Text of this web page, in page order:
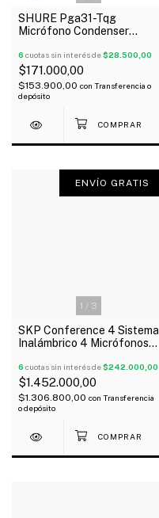
SHURE Pga31-Tqg
Micrófono Condenser
Taf4
6 cuotas sin interés de$28.500,00
$171.000,00
$153.900,00 con Transferencia o
depósito
1 / 3
ENVÍO GRATIS
SKP Conference 4 Sistema
Inalámbrico 4 Micrófonos
6 cuotas sin interés de$242.000,00
$1.452.000,00
$1.306.800,00 con Transferencia
o depósito